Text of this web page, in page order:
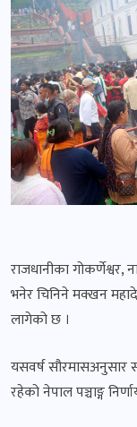
राजधानीका गोकर्णेश्वर,
भनेर चिनिने मक्खन
लागेको छ ।
यसवर्ष सौरमासअनुसार
रहेको नेपाल पञ्चाङ्ग